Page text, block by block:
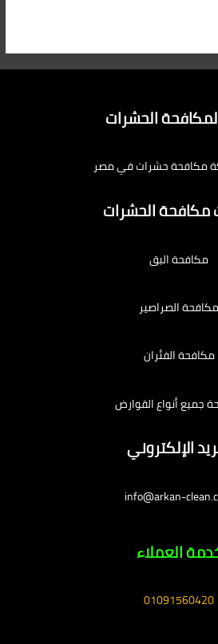
الحشرات
مكافحة حشرات في مصر
مكافحة الحشرات
مكافحة البق
مكافحة الصراصير
مكافحة الفئران
جميع أنواع القوارض
الإلكتروني
info@arkan-
العملاء
01091560420